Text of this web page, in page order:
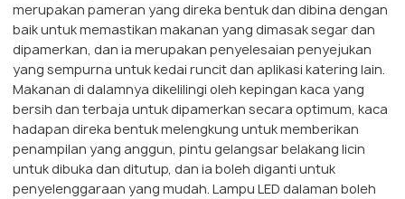
merupakan pameran yang direka bentuk dan dibina dengan
baik untuk memastikan makanan yang dimasak segar dan
dipamerkan, dan ia merupakan penyelesaian penyejukan
yang sempurna untuk kedai runcit dan aplikasi katering lain.
Makanan di dalamnya dikelilingi oleh kepingan kaca yang
bersih dan terbaja untuk dipamerkan secara optimum, kaca
hadapan direka bentuk melengkung untuk memberikan
penampilan yang anggun, pintu gelangsar belakang licin
untuk dibuka dan ditutup, dan ia boleh diganti untuk
penyelenggaraan yang mudah. ​​Lampu LED dalaman boleh